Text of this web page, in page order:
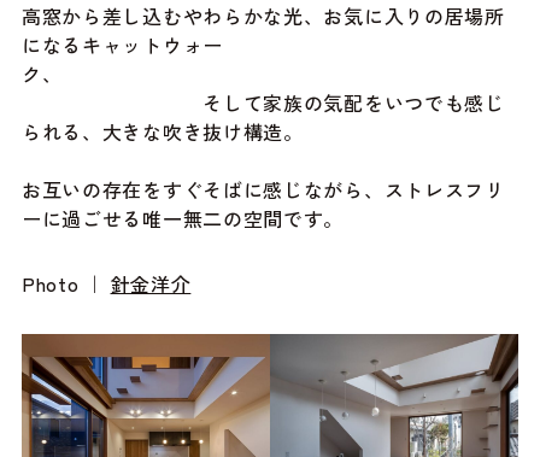
高窓から差し込むやわらかな光、お気に入りの居場所
になるキャットウォー
ク、
そして家族の気配をいつでも感じ
られる、大きな吹き抜け構造。
お互いの存在をすぐそばに感じながら、ストレスフリ
ーに過ごせる唯一無二の空間です。
Photo ｜ 針金洋介